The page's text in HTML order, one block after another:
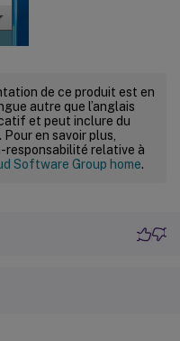
de ce produit est en
autre que l’anglais
et peut inclure du
en savoir plus,
responsabilité relative à
Software Group home.